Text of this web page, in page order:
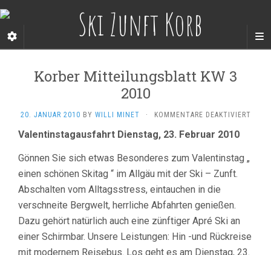
Korber Mitteilungsblatt KW 3
2010
20. JANUAR 2010 BY WILLI MINET · KOMMENTARE DEAKTIVIERT
Valentinstagausfahrt Dienstag, 23. Februar 2010
Gönnen Sie sich etwas Besonderes zum Valentinstag „
einen schönen Skitag “ im Allgäu mit der Ski – Zunft.
Abschalten vom Alltagsstress, eintauchen in die
verschneite Bergwelt, herrliche Abfahrten genießen.
Dazu gehört natürlich auch eine zünftiger Apré Ski an
einer Schirmbar. Unsere Leistungen: Hin -und Rückreise
mit modernem Reisebus. Los geht es am Dienstag, 23.